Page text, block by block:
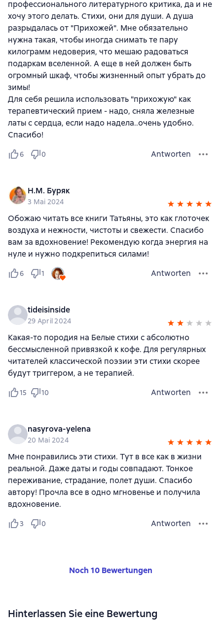
профессионального литературного критика, да и не
хочу этого делать. Стихи, они для души. А душа
разрыдалась от "Прихожей". Мне обязательно
нужна такая, чтобы иногда снимать те пару
килограмм недоверия, что мешаю радоваться
подаркам вселенной. А еще в ней должен быть
огромный шкаф, чтобы жизненный опыт убрать до
зимы!
Для себя решила использовать "прихожую" как
терапевтический прием - надо, сняла железные
латы с сердца, если надо надела..очень удобно.
Спасибо!
6 0 Antworten
Н.М. Буряк
3 Mai 2024
Обожаю читать все книги Татьяны, это как глоточек
воздуха и нежности, чистоты и свежести. Спасибо
вам за вдохновение! Рекомендую когда энергия на
нуле и нужно подкрепиться силами!
6 1 Antworten
tideisinside
29 April 2024
Какая-то породия на Белые стихи с абсолютно
бессмысленной привязкой к кофе. Для регулярных
читателей классической поэзии эти стихи скорее
будут триггером, а не терапией.
15 10 Antworten
nasyrova-yelena
20 Mai 2024
Мне понравились эти стихи. Тут в все как в жизни
реальной. Даже даты и годы совпадают. Тонкое
переживание, страдание, полет души. Спасибо
автору! Прочла все в одно мгновенье и получила
вдохновение.
3 0 Antworten
Noch 10 Bewertungen
Hinterlassen Sie eine Bewertung